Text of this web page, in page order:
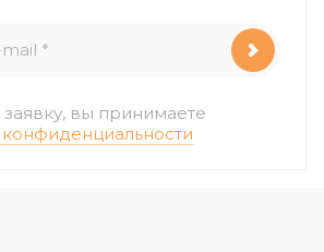
заявку, вы принимаете
конфиденциальности